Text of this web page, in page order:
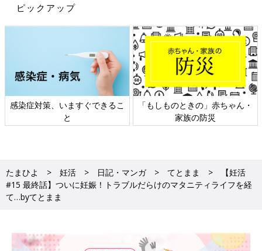
ピックアップ
感染症対策、いますぐできるこ
と
「もしものときの」赤ちゃん・
家族の防災
たまひよ 妊活 日記・マンガ てとまま
【妊活
#15 最終話】ついに妊娠！トラブルだらけのマタニティライフを経
て…byてとまま